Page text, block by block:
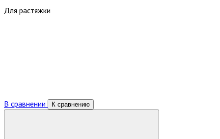
Для растяжки
В сравнении К сравнению